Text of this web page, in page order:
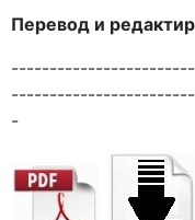
Перевод и
-